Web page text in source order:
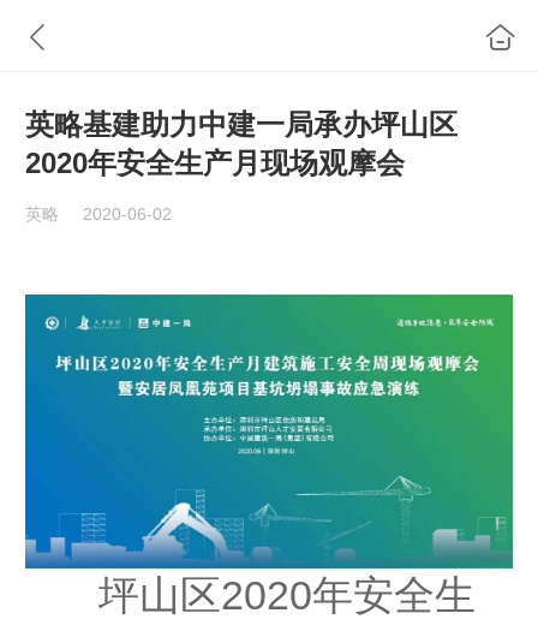
英略基建助力中建一局承办坪山区
2020年安全生产月现场观摩会
英略 2020-06-02
坪山区2020年安全生